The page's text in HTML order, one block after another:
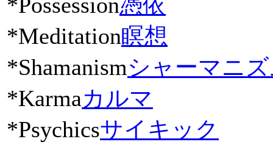
*Meditation瞑想
*Shamanismシャーマニ
*Karmaカルマ
*Psychicsサイキック